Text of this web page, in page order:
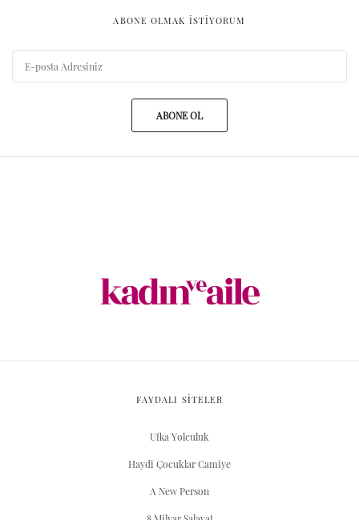
ABONE OLMAK ISTIYORUM
ABONE OL
FAYDALI SİTELER
Ufka Yolculuk
Haydi Çocuklar Camiye
A New Person